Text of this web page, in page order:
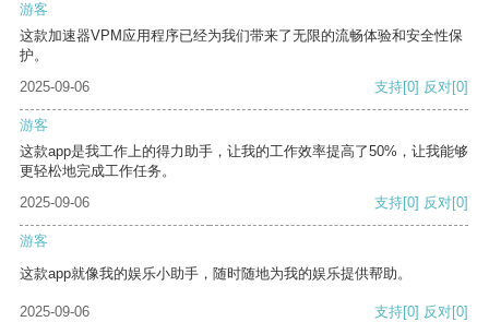
游客
这款加速器VPM应用程序已经为我们带来了无限的流畅体验和安全性保
护。
2025-09-06
支持[0] 反对[0]
游客
这款app是我工作上的得力助手，让我的工作效率提高了50%，让我能够
更轻松地完成工作任务。
2025-09-06
支持[0] 反对[0]
游客
这款app就像我的娱乐小助手，随时随地为我的娱乐提供帮助。
2025-09-06 支持[0] 反对[0]